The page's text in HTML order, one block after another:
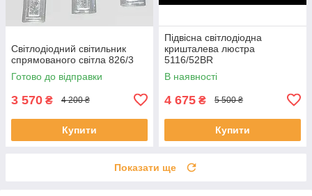
Світлодіодний світильник
спрямованого світла 826/3
Готово до відправки
3 570 ₴ 4 200 ₴
Купити
Підвісна світлодіодна
кришталева люстра
5116/52BR
В наявності
4 675 ₴ 5 500 ₴
Купити
Показати ще